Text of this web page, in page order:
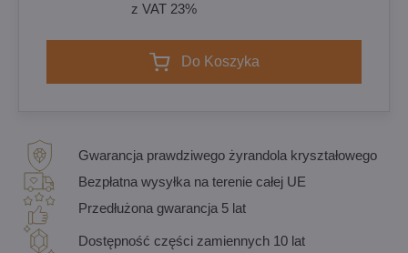
z VAT 23%
Do Koszyka
Gwarancja prawdziwego żyrandola kryształowego
Bezpłatna wysyłka na terenie całej UE
Przedłużona gwarancja 5 lat
Dostępność części zamiennych 10 lat